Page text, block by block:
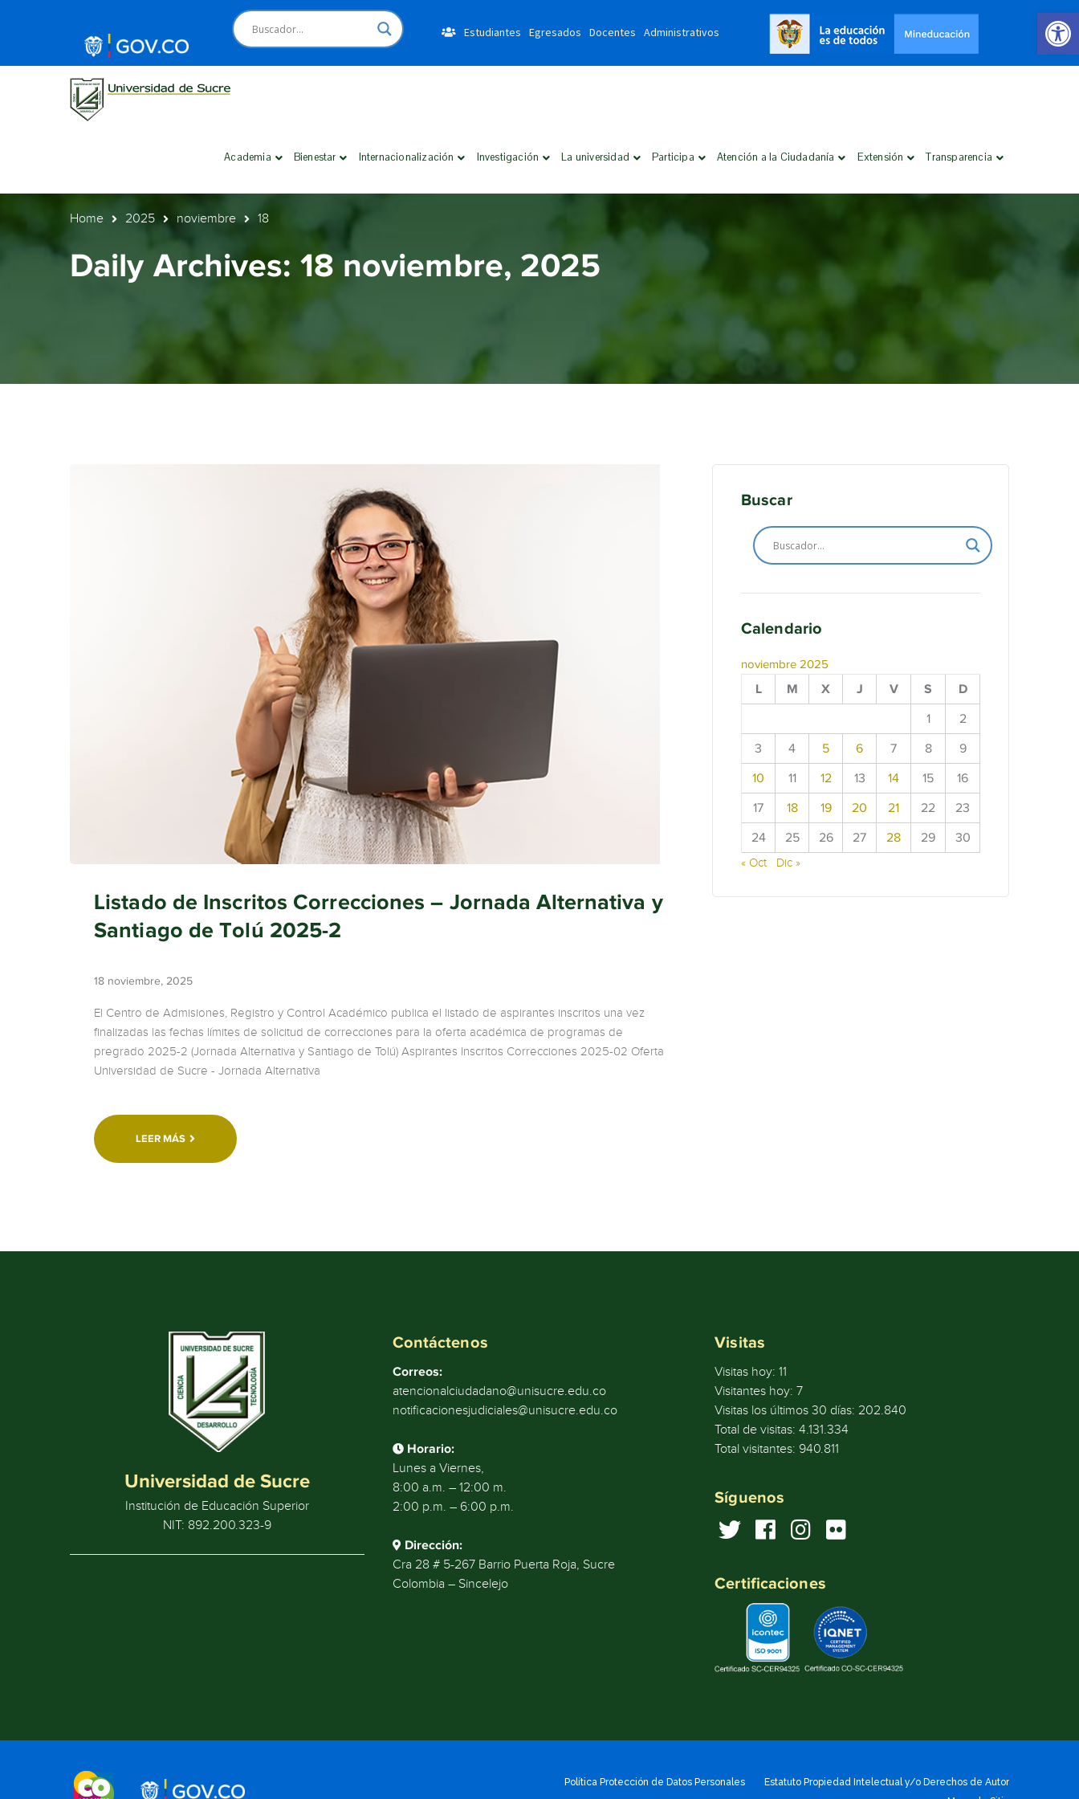
Estudiantes Egresados Docentes Administrativos
Academia Bienestar Internacionalización Investigación La universidad Participa Atención a la Ciudadanía Extensión Transparencia
Home 2025 noviembre 18
Daily Archives: 18 noviembre, 2025
Listado de Inscritos Correcciones – Jornada Alternativa y
Santiago de Tolú 2025-2
18 noviembre, 2025
El Centro de Admisiones, Registro y Control Académico publica el listado de aspirantes inscritos una vez
finalizadas las fechas límites de solicitud de correcciones para la oferta académica de programas de
pregrado 2025-2 (Jornada Alternativa y Santiago de Tolú) Aspirantes Inscritos Correcciones 2025-02 Oferta
Universidad de Sucre - Jornada Alternativa
LEER MÁS
Buscar
Calendario
noviembre 2025
L M X J V S D
1 2
3 4 5 6 7 8 9
10 11 12 13 14 15 16
17 18 19 20 21 22 23
24 25 26 27 28 29
30
« Oct
Dic »
Universidad de Sucre
Institución de Educación Superior
NIT: 892.200.323-9
Contáctenos
Correos:
atencionalciudadano@unisucre.edu.co
notificacionesjudiciales@unisucre.edu.co
Horario:
Lunes a Viernes,
8:00 a.m. – 12:00 m.
2:00 p.m. – 6:00 p.m.
Dirección:
Cra 28 # 5-267 Barrio Puerta Roja, Sucre
Colombia – Sincelejo
Visitas
Visitas hoy:11
Visitantes hoy:7
Visitas los últimos 30 días: 202.840
Total de visitas:4.131.334
Total visitantes: 940.811
Síguenos
Certificaciones
Política Protección de Datos Personales
Estatuto Propiedad Intelectual y/o Derechos de Autor